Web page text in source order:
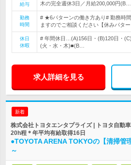
給与
木の完全週休3日／月給200,000円(B…
勤務
時間
# ★6パターンの働き方あり# 勤務時
ますのでご相談ください【休みパター
休日
休暇
# 年間休日…(A)156日・(B)120日・
(火・水・木)■(B…
求人詳細を見る
新着
株式会社トヨタエンタプライズ | トヨタ自動
20h程＊年平均有給取得16日
●TOYOTA ARENA TOKYOの【清掃
～